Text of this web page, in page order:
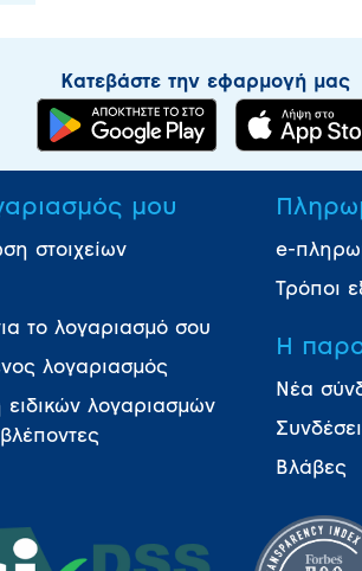
Κατεβάστε την εφαρμογή μας
μου
στοιχείων
το λογαριασμό σου
λογαριασμός
ειδικών λογαριασμών
e-
Τρόποι
Η
Νέα
Βλάβες